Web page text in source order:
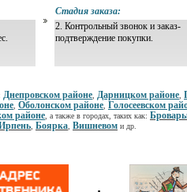
Стадия заказа:
2. Контрольный звонок и заказ-
подтверждение покупки.
Днепровском районе Дарницком районе
Оболонском районе Голосеевском
районе , а также в городах, таких как:
Боярка Вишневом и др.